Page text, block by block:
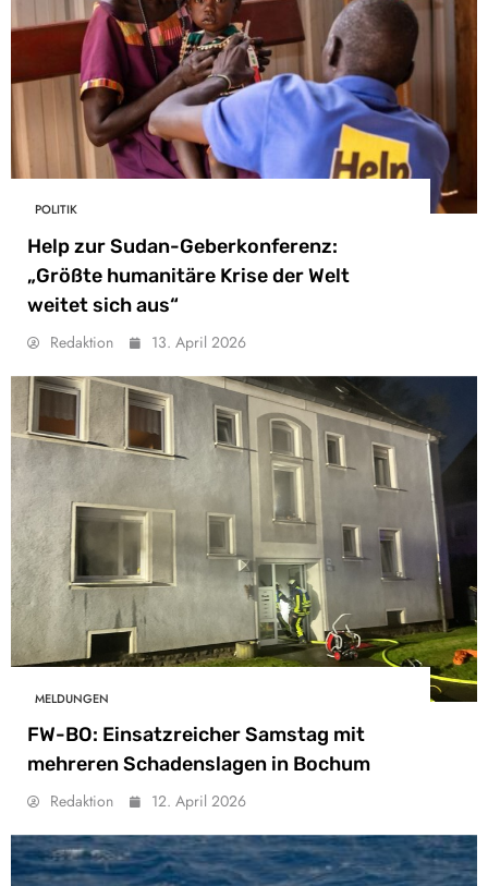
POLITIK
Help zur Sudan-Geberkonferenz:
„Größte humanitäre Krise der Welt
weitet sich aus“
Redaktion 13. April 2026
MELDUNGEN
FW-BO: Einsatzreicher Samstag mit
mehreren Schadenslagen in Bochum
Redaktion 12. April 2026